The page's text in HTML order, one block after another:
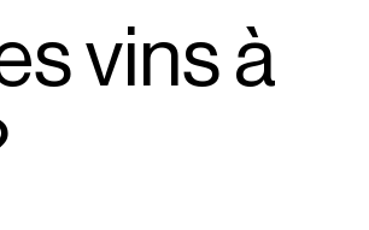
vins à